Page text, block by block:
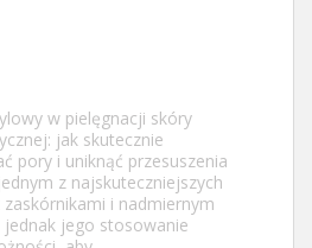
w pielęgnacji skóry
jak skutecznie
pory i uniknąć przesuszenia
z najskuteczniejszych
zaskórnikami i nadmiernym
jego stosowanie